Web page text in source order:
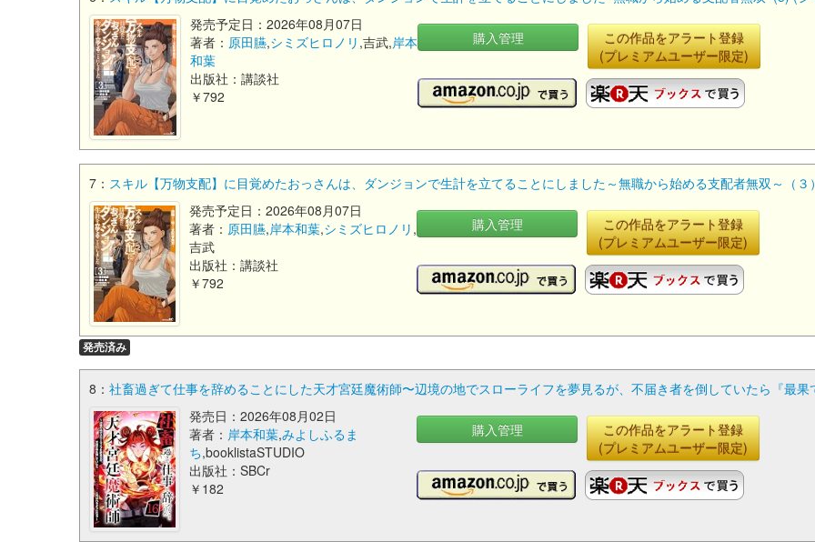
発売予定日：2026年08月07日
著者： 原田臙,シミズヒロノリ ,吉武,岸本
和葉
出版社：講談社
￥792
購入管理
この作品をアラート登録
(プレミアムユーザー限定)
7： スキル【万物支配】に目覚めたおっさんは、ダンジョンで生計を立てることにしました～無職から始める支配者無双～（
発売予定日：2026年08月07日
著者： 原田臙,岸本和葉,シミズヒロノリ ,
吉武
出版社：講談社
￥792
購入管理
この作品をアラート登録
(プレミアムユーザー限定)
発売済み
8： 社畜過ぎて仕事を辞めることにした天才宮廷魔術師〜辺境の地でスローライフを夢見るが、不届き者を倒していたら『最
発売日：2026年08月02日
著者： 岸本和葉,みよしふるま
ち,booklistaSTUDIO
出版社：SBCr
￥182
購入管理
この作品をアラート登録
(プレミアムユーザー限定)